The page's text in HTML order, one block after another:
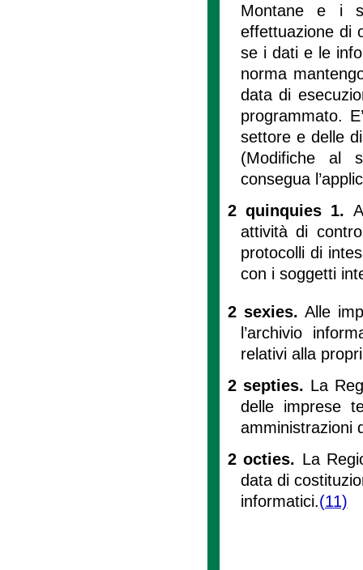
Montane e i
effettuazione di
se i dati e le
norma
data di
programmato.
settore e delle
(Modifiche al
consegua
2 quinquies 1.
attività di
protocolli di
con i soggetti
2 sexies.Alle
l’archivio
relativi alla
2 septies. La
delle imprese
amministrazioni
2 octies. La
data di
informatici.(11)